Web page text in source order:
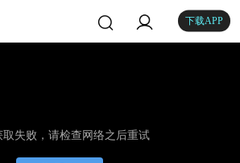
下载APP
取失败，请检查网络之后重试